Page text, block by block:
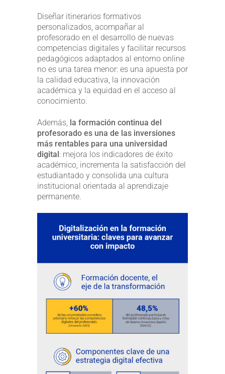
Diseñar itinerarios formativos
personalizados, acompañar al
profesorado en el desarrollo de nuevas
competencias digitales y facilitar recursos
pedagógicos adaptados al entorno online
no es una tarea menor: es una apuesta por
la calidad educativa, la innovación
académica y la equidad en el acceso al
conocimiento.
Además, la formación continua del
profesorado es una de las inversiones
más rentables para una universidad
digital: mejora los indicadores de éxito
académico, incrementa la satisfacción del
estudiantado y consolida una cultura
institucional orientada al aprendizaje
permanente.